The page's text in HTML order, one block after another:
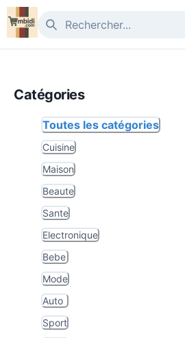
Catégories
Toutes les catégories
Cuisine
Maison
Beaute
Sante
Electronique
Bebe
Mode
Auto
Sport